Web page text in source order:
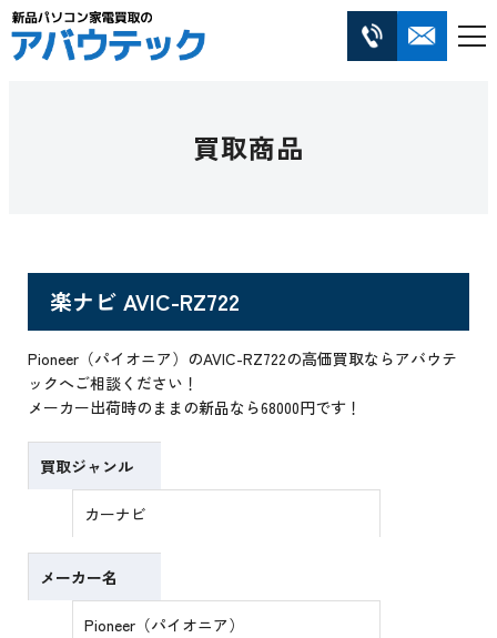
買取商品
楽ナビ AVIC-RZ722
Pioneer（パイオニア）のAVIC-RZ722の高価買取ならアバウテ
ックへご相談ください！
メーカー出荷時のままの新品なら68000円です！
買取ジャンル
カーナビ
メーカー名
Pioneer（パイオニア）